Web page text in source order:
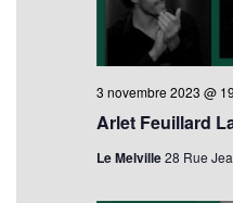
Arlet Feuillard
3 novembre 2023 @
Le Melville28 Rue